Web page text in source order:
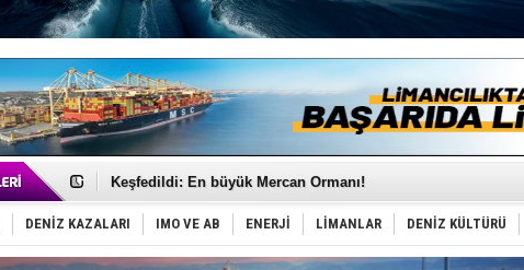
‘14. Olympos Regatta’ başlıyor
TÜRKLİM Başkanı Hamdi Erçelik’ten ‘Çözüm Anahtarı’
SOCAR da MSC Tiger’a katıldı!
Türkiye'nin ‘Denizcilik Gücü’!
Dünyanın en tehlikeli yosunu: Yüz binlerce canlıyı öldürmüş
Hürmüz’de bekleyen gemiler biyolojik bombaya dönüşüyor
Keşfedildi: En büyük Mercan Ormanı!
D-Marin, Avrupa'nın tekne fuarlarına çıkarma yapacak
Van’da inşa edilen teknelere yoğun talep var
ASEAN ilk P&I Sigorta Kulübünü kurmaya hazırlanıyor
TAYK - Eker Olympos Regatta'da ilk start!
DENİZ KAZALARI IMO VE AB ENERJİ LİMANLAR DENİZ KÜLTÜRÜ